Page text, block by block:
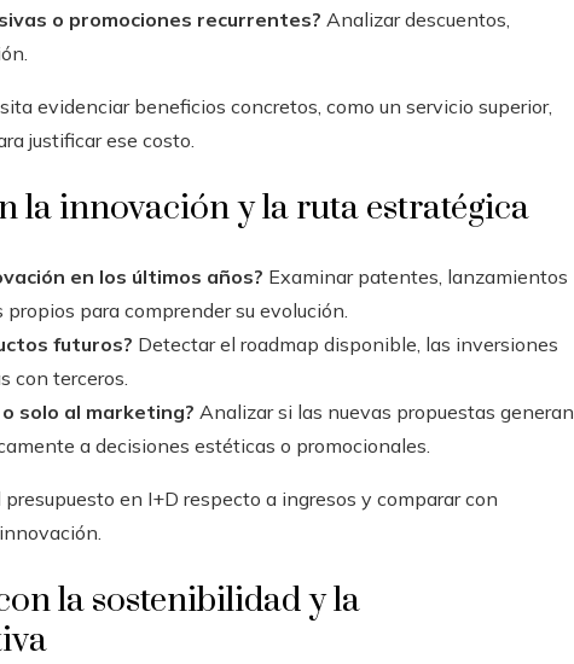
o promociones recurrentes? Analizar descuentos,
evidenciar beneficios concretos, como un servicio superior,
justificar ese costo.
la innovación y la ruta estratégica
en los últimos años? Examinar patentes, lanzamientos
para comprender su evolución.
futuros? Detectar el roadmap disponible, las inversiones
con terceros.
solo al marketing? Analizar si las nuevas propuestas generan
a decisiones estéticas o promocionales.
en I+D respecto a ingresos y comparar con
la sostenibilidad y la